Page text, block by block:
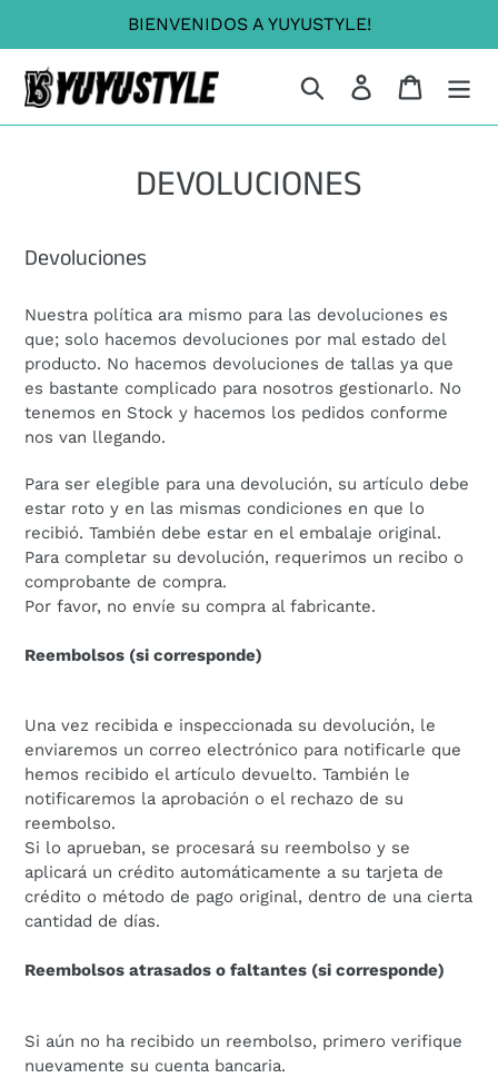
Dummy products title
Surat, Gujarat
contenido
BIENVENIDOS A YUYUSTYLE!
Buscar IngresarCarrito
DEVOLUCIONES
Devoluciones
Nuestra política ara mismo para las devoluciones es
que; solo hacemos devoluciones por mal estado del
producto. No hacemos devoluciones de tallas ya que
es bastante complicado para nosotros gestionarlo. No
tenemos en Stock y hacemos los pedidos conforme
nos van llegando.
Para ser elegible para una devolución, su artículo debe
estar roto y en las mismas condiciones en que lo
recibió. También debe estar en el embalaje original.
Para completar su devolución, requerimos un recibo o
comprobante de compra.
Por favor, no envíe su compra al fabricante.
Reembolsos (si corresponde)
Una vez recibida e inspeccionada su devolución, le
enviaremos un correo electrónico para notificarle que
hemos recibido el artículo devuelto. También le
notificaremos la aprobación o el rechazo de su
reembolso.
Si lo aprueban, se procesará su reembolso y se
aplicará un crédito automáticamente a su tarjeta de
crédito o método de pago original, dentro de una cierta
cantidad de días.
Reembolsos atrasados ​​o faltantes (si corresponde)
Si aún no ha recibido un reembolso, primero verifique
nuevamente su cuenta bancaria.